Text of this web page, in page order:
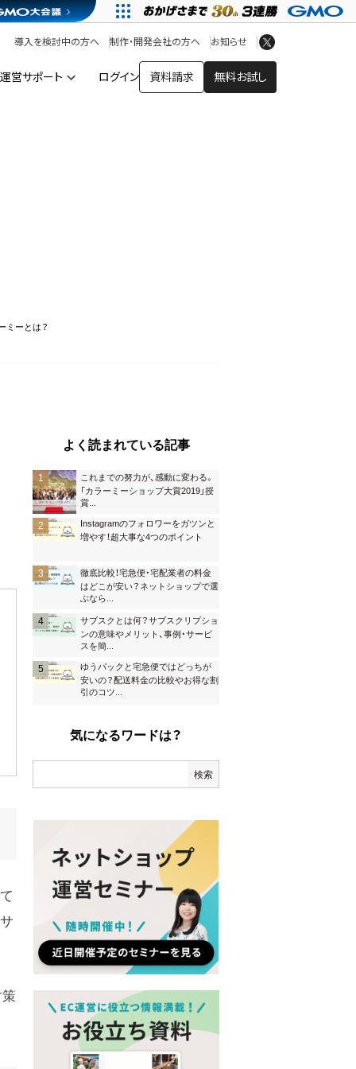
運営サポート ログイン 資料請求 無料お試し
導入を検討中の方へ 制作・開発会社の方へ お知らせ
ヘルプセンター
ミーとは？
よく読まれている記事
これまでの努力が、感動に変わる。
「カラーミーショップ大賞2019」授
賞
Instagramのフォロワーをガツンと
増やす！超大事な4つのポイント
徹底比較！宅急便・宅配業者の料金
はどこが安い？ネットショップで選
ぶなら
サブスクとは何？サブスクリプショ
ンの意味やメリット、事例・サービ
スを簡
ゆうパックと宅急便ではどっちが
安いの？配送料金の比較やお得な割
引のコツ
気になるワードは？